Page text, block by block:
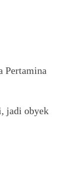
Pertamina
jadi obyek